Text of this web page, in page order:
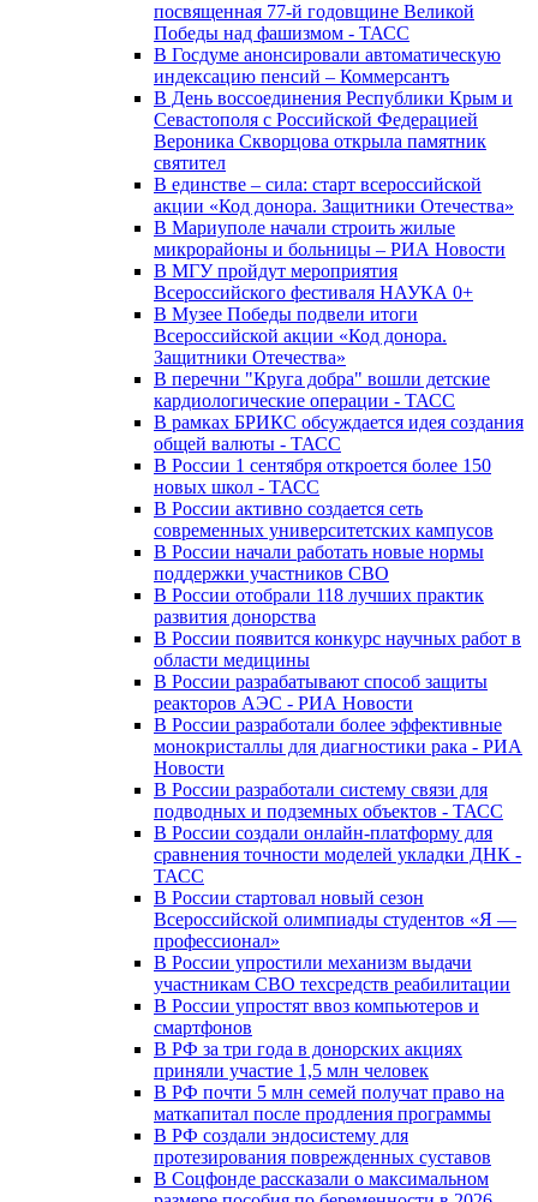
посвященная 77-й годовщине Великой
Победы над фашизмом - ТАСС
В Госдуме анонсировали автоматическую
индексацию пенсий – Коммерсантъ
В День воссоединения Республики Крым и
Севастополя с Российской Федерацией
Вероника Скворцова открыла памятник
святител
В единстве – сила: старт всероссийской
акции «Код донора. Защитники Отечества»
В Мариуполе начали строить жилые
микрорайоны и больницы – РИА Новости
В МГУ пройдут мероприятия
Всероссийского фестиваля НАУКА 0+
В Музее Победы подвели итоги
Всероссийской акции «Код донора.
Защитники Отечества»
В перечни "Круга добра" вошли детские
кардиологические операции - ТАСС
В рамках БРИКС обсуждается идея создания
общей валюты - ТАСС
В России 1 сентября откроется более 150
новых школ - ТАСС
В России активно создается сеть
современных университетских кампусов
В России начали работать новые нормы
поддержки участников СВО
В России отобрали 118 лучших практик
развития донорства
В России появится конкурс научных работ в
области медицины
В России разрабатывают способ защиты
реакторов АЭС - РИА Новости
В России разработали более эффективные
монокристаллы для диагностики рака - РИА
Новости
В России разработали систему связи для
подводных и подземных объектов - ТАСС
В России создали онлайн-платформу для
сравнения точности моделей укладки ДНК -
ТАСС
В России стартовал новый сезон
Всероссийской олимпиады студентов «Я —
профессионал»
В России упростили механизм выдачи
участникам СВО техсредств реабилитации
В России упростят ввоз компьютеров и
смартфонов
В РФ за три года в донорских акциях
приняли участие 1,5 млн человек
В РФ почти 5 млн семей получат право на
маткапитал после продления программы
В РФ создали эндосистему для
протезирования поврежденных суставов
В Соцфонде рассказали о максимальном